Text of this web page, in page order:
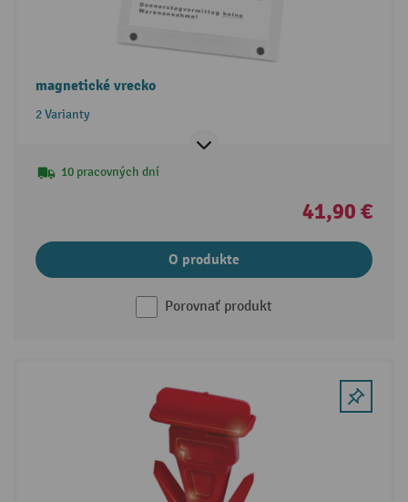
magnetické vrecko
2 Varianty
10 pracovných dní
41,90 €
O produkte
Porovnať produkt